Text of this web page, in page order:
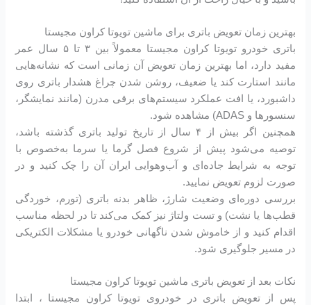
بهترین زمان تعویض باتری برای ماشین تویوتا کراون مجیستا
باتری خودرو تویوتا کراون مجیستا معمولاً بین ۳ تا ۵ سال عمر
مفید دارد، اما بهترین زمان تعویض آن زمانی است که نشانه‌هایی
مانند استارت کند یا ضعیف، روشن شدن چراغ هشدار باتری روی
داشبورد، یا افت عملکرد سیستم‌های برقی مدرن (مانند نمایشگر،
سنسورها و ADAS) مشاهده شود.
همچنین اگر بیش از ۴ سال از تاریخ تولید باتری گذشته باشد،
توصیه می‌شود پیش از شروع فصل گرما یا سرما به‌خصوص با
توجه به شرایط جاده‌ای و آب‌وهوایی ایران آن را چک کنید و در
صورت لزوم تعویض نمایید.
بررسی دوره‌ای وضعیت شارژ، ظاهر بدنه باتری (تورم، خوردگی
قطب‌ها یا نشت) و تست ولتاژ نیز کمک می‌کند تا در لحظه مناسب
اقدام کنید و از خاموش شدن ناگهانی خودرو یا مشکلات الکتریکی
در مسیر جلوگیری شود.
نکات بعد از تعویض باتری ماشین تویوتا کراون مجیستا
پس از تعویض باتری در خودروی تویوتا کراون مجیستا ، ابتدا